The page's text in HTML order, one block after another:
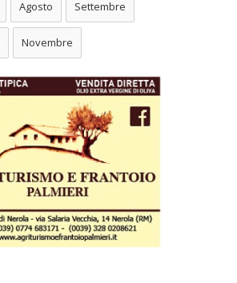
Agosto Settembre
Novembre